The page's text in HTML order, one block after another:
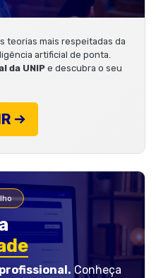
teorias mais respeitadas da
artificial de ponta.
da UNIP e descubra o seu
Conheça